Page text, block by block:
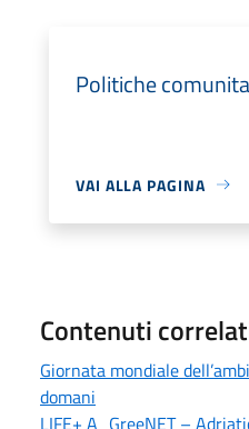
Politiche
VAI ALLA PAGINA
Contenuti
Giornata mondiale
domani
LIFE+ A_GreeNET –